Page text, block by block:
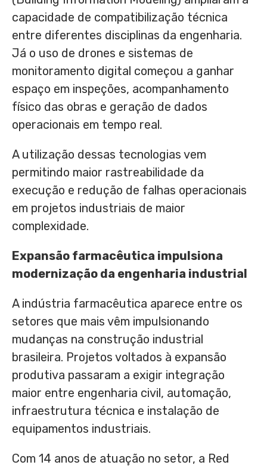
capacidade de compatibilização técnica
entre diferentes disciplinas da engenharia.
Já o uso de drones e sistemas de
monitoramento digital começou a ganhar
espaço em inspeções, acompanhamento
físico das obras e geração de dados
operacionais em tempo real.
A utilização dessas tecnologias vem
permitindo maior rastreabilidade da
execução e redução de falhas operacionais
em projetos industriais de maior
complexidade.
Expansão farmacêutica impulsiona
modernização da engenharia industrial
A indústria farmacêutica aparece entre os
setores que mais vêm impulsionando
mudanças na construção industrial
brasileira. Projetos voltados à expansão
produtiva passaram a exigir integração
maior entre engenharia civil, automação,
infraestrutura técnica e instalação de
equipamentos industriais.
Com 14 anos de atuação no setor, a Red